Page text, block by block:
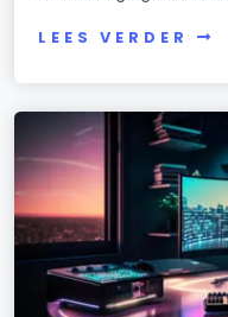
LEES VERDER